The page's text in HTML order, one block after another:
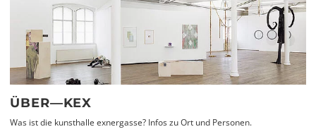
ÜBER—KEX
Was ist die kunsthalle exnergasse? Infos zu Ort und Personen.